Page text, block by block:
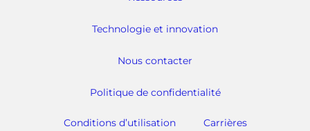
Technologie et innovation
Nous contacter
Politique de confidentialité
Conditions d’utilisation Carrières